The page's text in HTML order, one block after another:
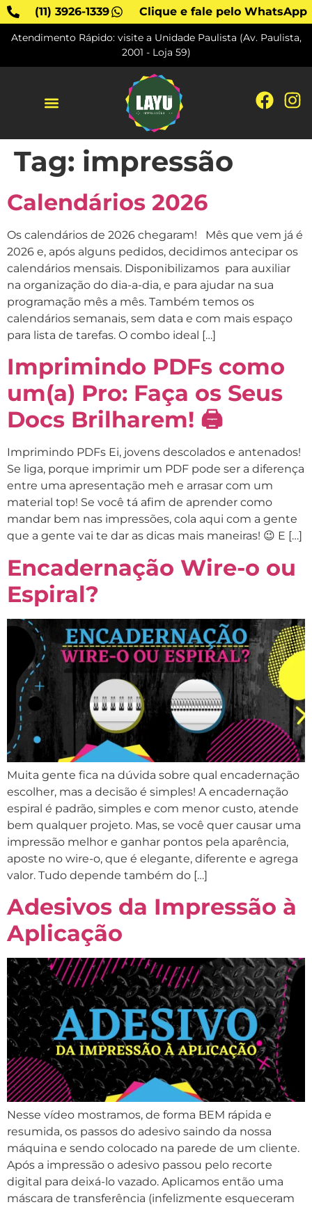
(11) 3926-1339 Clique e fale pelo WhatsApp
Atendimento Rápido: visite a Unidade Paulista (Av. Paulista,
2001 - Loja 59)
Tag: impressão
Calendários 2026
Os calendários de 2026 chegaram! Mês que vem já é
2026 e, após alguns pedidos, decidimos antecipar os
calendários mensais. Disponibilizamos para auxiliar
na organização do dia-a-dia, e para ajudar na sua
programação mês a mês. Também temos os
calendários semanais, sem data e com mais espaço
para lista de tarefas. O combo ideal […]
Imprimindo PDFs como
um(a) Pro: Faça os Seus
Docs Brilharem! 🖨
Imprimindo PDFs Ei, jovens descolados e antenados!
Se liga, porque imprimir um PDF pode ser a diferença
entre uma apresentação meh e arrasar com um
material top! Se você tá afim de aprender como
mandar bem nas impressões, cola aqui com a gente
que a gente vai te dar as dicas mais maneiras! 😉 E […]
Encadernação Wire-o ou
Espiral?
Muita gente fica na dúvida sobre qual encadernação
escolher, mas a decisão é simples! A encadernação
espiral é padrão, simples e com menor custo, atende
bem qualquer projeto. Mas, se você quer causar uma
impressão melhor e ganhar pontos pela aparência,
aposte no wire-o, que é elegante, diferente e agrega
valor. Tudo depende também do […]
Adesivos da Impressão à
Aplicação
Nesse vídeo mostramos, de forma BEM rápida e
resumida, os passos do adesivo saindo da nossa
máquina e sendo colocado na parede de um cliente.
Após a impressão o adesivo passou pelo recorte
digital para deixá-lo vazado. Aplicamos então uma
máscara de transferência (infelizmente esqueceram